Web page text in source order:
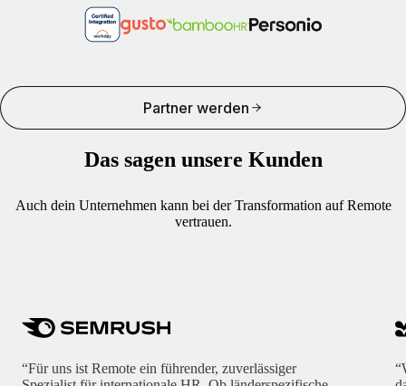
Partner werden
Das sagen unsere Kunden
Auch dein Unternehmen kann bei der Transformation auf Remote
vertrauen.
“Für uns ist Remote ein führender, zuverlässiger